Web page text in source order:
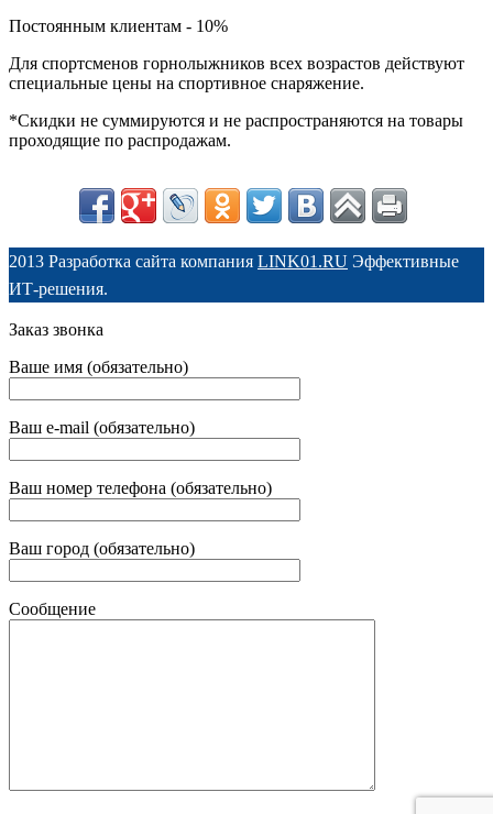
Постоянным клиентам - 10%
Для спортсменов горнолыжников всех возрастов действуют
специальные цены на спортивное снаряжение.
*Скидки не суммируются и не распространяются на товары
проходящие по распродажам.
2013 Разработка сайта компания LINK01.RU Эффективные
ИТ-решения.
Заказ звонка
Ваше имя (обязательно)
Ваш e-mail (обязательно)
Ваш номер телефона (обязательно)
Ваш город (обязательно)
Сообщение